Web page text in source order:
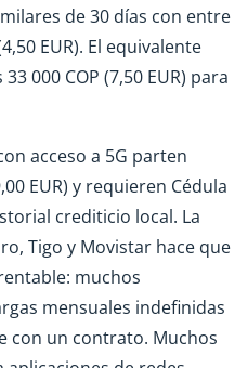
de 30 días con entre
EUR). El equivalente
000 COP (7,50 EUR) para
acceso a 5G parten
EUR) y requieren Cédula
crediticio local. La
Tigo y Movistar hace que
muchos
mensuales indefinidas
con un contrato. Muchos